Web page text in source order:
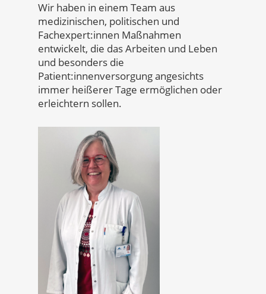
Wir haben in einem Team aus
medizinischen, politischen und
Fachexpert:innen Maßnahmen
entwickelt, die das Arbeiten und Leben
und besonders die
Patient:innenversorgung angesichts
immer heißerer Tage ermöglichen oder
erleichtern sollen.